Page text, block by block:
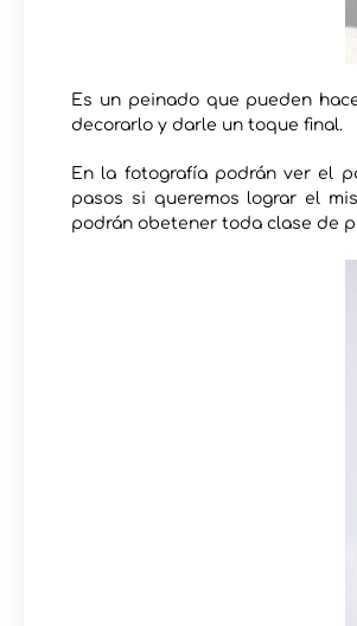
Es un peinado que pueden
decorarlo y darle un toque final.
En la fotografía podrán ver el
pasos si queremos lograr el
podrán obetener toda clase de